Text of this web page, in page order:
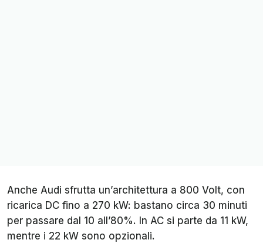
Anche Audi sfrutta un’architettura a 800 Volt, con
ricarica DC fino a 270 kW: bastano circa 30 minuti
per passare dal 10 all’80%. In AC si parte da 11 kW,
mentre i 22 kW sono opzionali.